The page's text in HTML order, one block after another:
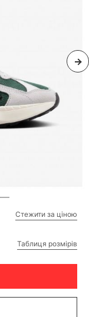
Стежити за ціною
Таблиця розмірів